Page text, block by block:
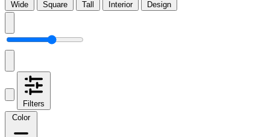
Wide Square Tall Interior Design
Filters
Color